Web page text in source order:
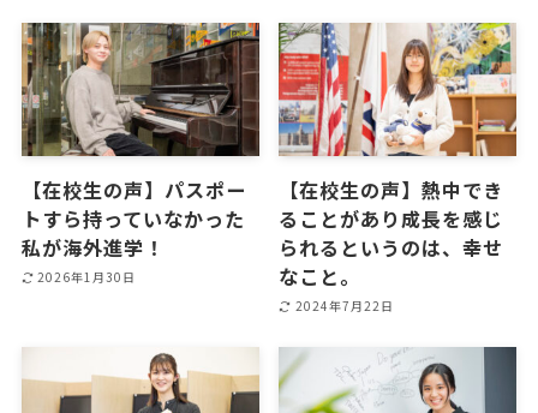
【在校生の声】パスポー
トすら持っていなかった
私が海外進学！
2026年1月30日
【在校生の声】熱中でき
ることがあり成長を感じ
られるというのは、幸せ
なこと。
2024年7月22日